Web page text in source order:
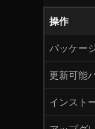
操作
パッケー
更新可能
インスト